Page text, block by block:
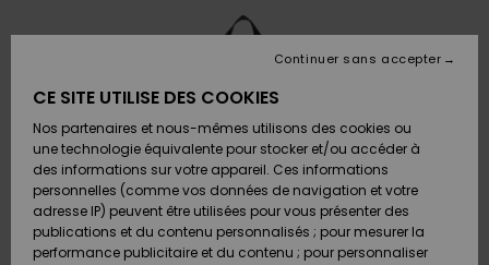
Chaussures
& Tongs
Surf
Chaussures
& Tongs
Surf
FEMME
A
Découvrir
Snow
SURF
Homme
Surf
Shop
Enfant
Highlights
SNOW
Homme
Snow
Shop
Enfant
Snow
Shop
Femme
Enfant
Outlet
Femme
commande
Retours
Paiement
Carte
CE SITE UTILISE DES COOKIES
Nos partenaires et nous-mêmes utilisons des cookies ou
une technologie équivalente pour stocker et/ou accéder à
des informations sur votre appareil. Ces informations
personnelles (comme vos données de navigation et votre
adresse IP) peuvent être utilisées pour vous présenter des
publications et du contenu personnalisés ; pour mesurer la
performance publicitaire et du contenu ; pour personnaliser
Continuer sans accepter